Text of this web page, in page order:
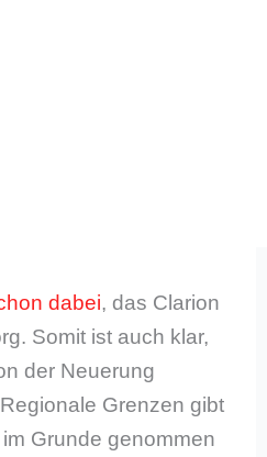
dabei, das Clarion
Somit ist auch klar,
der Neuerung
Grenzen gibt
Grunde genommen